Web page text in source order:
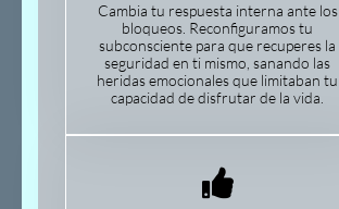
Cambia tu respuesta interna ante los
bloqueos. Reconfiguramos tu
subconsciente para que recuperes la
seguridad en ti mismo, sanando las
heridas emocionales que limitaban tu
capacidad de disfrutar de la vida.